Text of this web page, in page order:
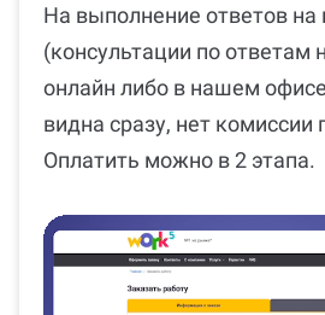
На выполнение ответов на
(консультации по ответам
онлайн либо в нашем
видна сразу, нет комиссии
Оплатить можно в 2 этапа.